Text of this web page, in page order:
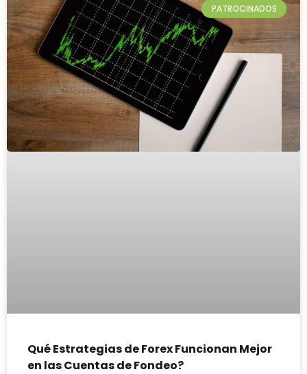
PATROCINADOS
Qué Estrategias de Forex Funcionan Mejor
en las Cuentas de Fondeo?